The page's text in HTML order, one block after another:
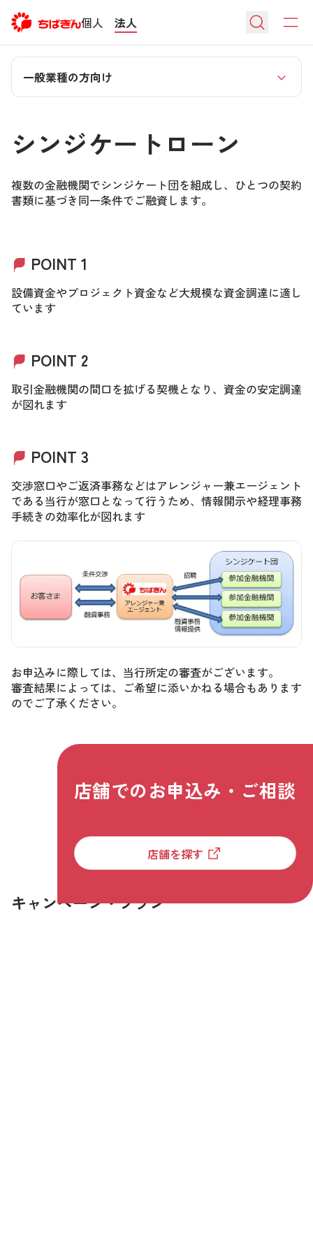
個人 法人
一般業種の方向け
シンジケートローン
複数の金融機関でシンジケート団を組成し、ひとつの契約
書類に基づき同一条件でご融資します。
POINT 1
設備資金やプロジェクト資金など大規模な資金調達に適し
ています
POINT 2
取引金融機関の間口を拡げる契機となり、資金の安定調達
が図れます
POINT 3
交渉窓口やご返済事務などはアレンジャー兼エージェント
である当行が窓口となって行うため、情報開示や経理事務
手続きの効率化が図れます
お申込みに際しては、当行所定の審査がございます。
審査結果によっては、ご希望に添いかねる場合もあります
のでご了承ください。
店舗でのお申込み・ご相談
店舗を探す
キャンペーン・プラン